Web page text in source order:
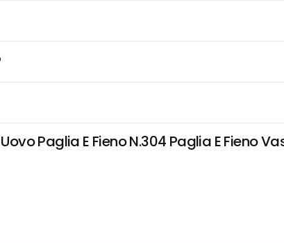
Paglia E Fieno N.304 Paglia E Fieno